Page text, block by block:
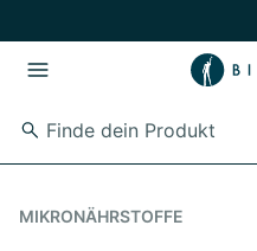
MIKRONÄHRSTOFFE